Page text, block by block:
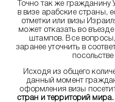
Точно так же гражданину
в визе арабские страны,
отметки или визы
может отказать во
штампов. Все
заранее уточнить в
Исходя из общего
данный момент
оформления визы
стран и территорий мира.